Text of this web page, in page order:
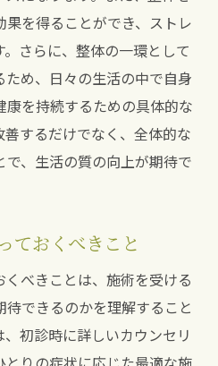
を得ることができ、ストレ
さらに、整体の一環として
め、日々の生活の中で自身
を持続するための具体的な
するだけでなく、全体的な
、生活の質の向上が期待で
ておくべきこと
べきことは、施術を受ける
できるのかを理解すること
初診時に詳しいカウンセリ